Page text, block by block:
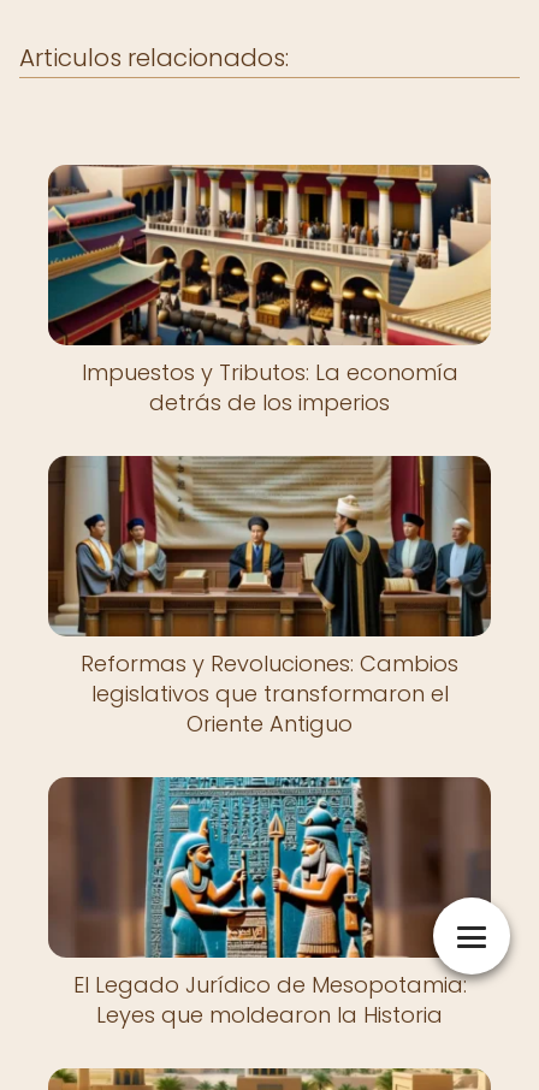
Articulos relacionados:
Impuestos y Tributos: La economía
detrás de los imperios
Reformas y Revoluciones: Cambios
legislativos que transformaron el
Oriente Antiguo
El Legado Jurídico de Mesopotamia:
Leyes que moldearon la Historia